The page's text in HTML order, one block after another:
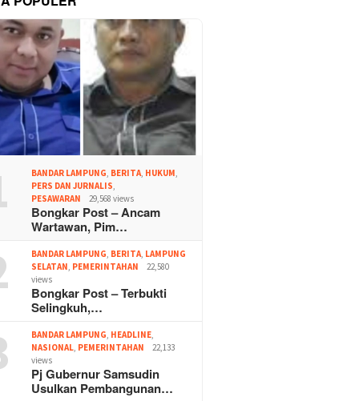
BANDAR LAMPUNG BERITA HUKUM
PERS DAN JURNALIS
PESAWARAN
29,568 views
Bongkar Post – Ancam
Wartawan, Pim…
BANDAR LAMPUNG BERITA LAMPUNG
SELATAN PEMERINTAHAN
22,580
views
Bongkar Post – Terbukti
Selingkuh,…
BANDAR LAMPUNG HEADLINE
NASIONAL PEMERINTAHAN
22,133
views
Pj Gubernur Samsudin
Usulkan Pembangunan…